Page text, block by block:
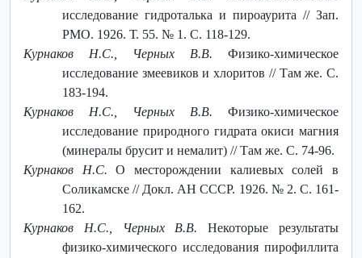
исследование гидроталька и пироаурита // Зап.
РМО. 1926. Т. 55. № 1. С. 118-129.
Курнаков Н.С., Черных В.В. Физико-химическое
исследование змеевиков и хлоритов // Там же. С.
183-194.
Курнаков Н.С., Черных В.В. Физико-химическое
исследование природного гидрата окиси магния
(минералы брусит и немалит) // Там же. С. 74-96.
Курнаков Н.С.О месторождении калиевых солей в
Соликамске // Докл. АН СССР. 1926. № 2. С. 161-
162.
Курнаков Н.С., Черных В.В. Некоторые результаты
физико-химического исследования пирофиллита